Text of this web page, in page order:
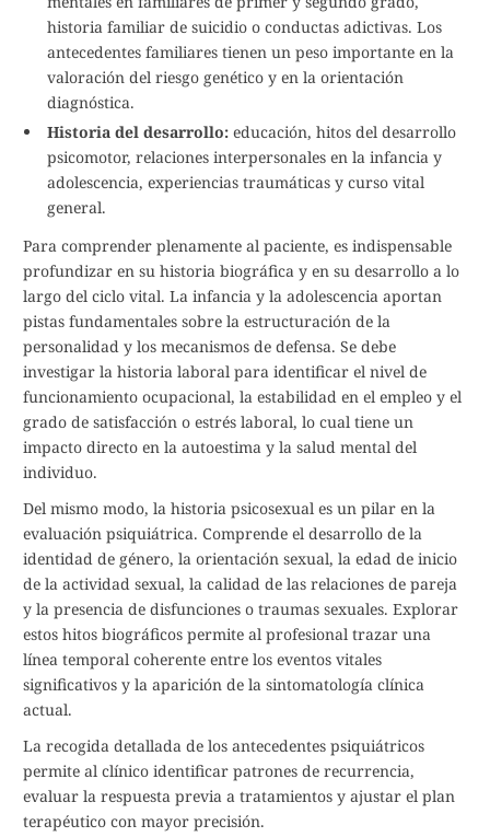
historia familiar de suicidio o conductas adictivas. Los
antecedentes familiares tienen un peso importante en la
valoración del riesgo genético y en la orientación
diagnóstica.
Historia del desarrollo: educación, hitos del desarrollo
psicomotor, relaciones interpersonales en la infancia y
adolescencia, experiencias traumáticas y curso vital
general.
Para comprender plenamente al paciente, es indispensable
profundizar en su historia biográfica y en su desarrollo a lo
largo del ciclo vital. La infancia y la adolescencia aportan
pistas fundamentales sobre la estructuración de la
personalidad y los mecanismos de defensa. Se debe
investigar la historia laboral para identificar el nivel de
funcionamiento ocupacional, la estabilidad en el empleo y el
grado de satisfacción o estrés laboral, lo cual tiene un
impacto directo en la autoestima y la salud mental del
individuo.
Del mismo modo, la historia psicosexual es un pilar en la
evaluación psiquiátrica. Comprende el desarrollo de la
identidad de género, la orientación sexual, la edad de inicio
de la actividad sexual, la calidad de las relaciones de pareja
y la presencia de disfunciones o traumas sexuales. Explorar
estos hitos biográficos permite al profesional trazar una
línea temporal coherente entre los eventos vitales
significativos y la aparición de la sintomatología clínica
actual.
La recogida detallada de los antecedentes psiquiátricos
permite al clínico identificar patrones de recurrencia,
evaluar la respuesta previa a tratamientos y ajustar el plan
terapéutico con mayor precisión.